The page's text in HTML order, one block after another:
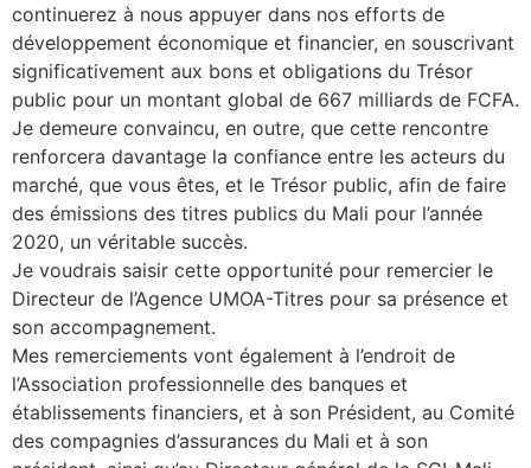
continuerez à nous appuyer dans nos efforts de
développement économique et financier, en souscrivant
significativement aux bons et obligations du Trésor
public pour un montant global de 667 milliards de FCFA.
Je demeure convaincu, en outre, que cette rencontre
renforcera davantage la confiance entre les acteurs du
marché, que vous êtes, et le Trésor public, afin de faire
des émissions des titres publics du Mali pour l’année
2020, un véritable succès.
Je voudrais saisir cette opportunité pour remercier le
Directeur de l’Agence UMOA-Titres pour sa présence et
son accompagnement.
Mes remerciements vont également à l’endroit de
l’Association professionnelle des banques et
établissements financiers, et à son Président, au Comité
des compagnies d’assurances du Mali et à son